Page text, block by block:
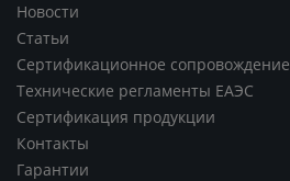
Новости
Статьи
Сертификационное сопровождение
Технические регламенты ЕАЭС
Сертификация продукции
Контакты
Гарантии